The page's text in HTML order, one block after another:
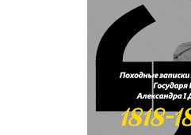
Дмитрий
Записки лейб-